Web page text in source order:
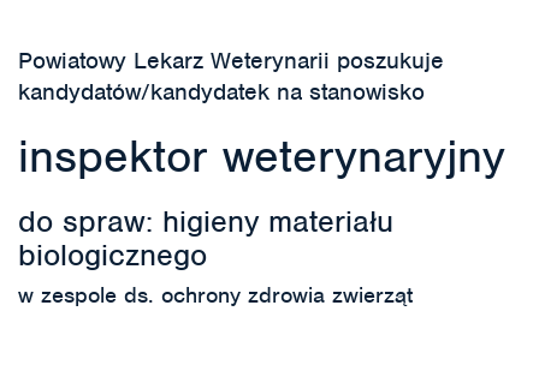
Powiatowy Lekarz Weterynarii poszukuje
kandydatów/kandydatek na stanowisko
inspektor weterynaryjny
do spraw: higieny materiału
biologicznego
w zespole ds. ochrony zdrowia zwierząt